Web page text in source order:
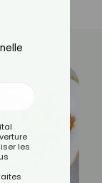
les